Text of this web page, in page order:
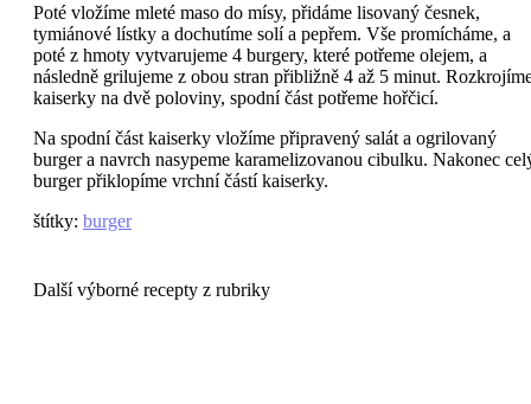
Poté vložíme mleté maso do mísy, přidáme lisovaný česnek,
tymiánové lístky a dochutíme solí a pepřem. Vše promícháme, a
poté z hmoty vytvarujeme 4 burgery, které potřeme olejem, a
následně grilujeme z obou stran přibližně 4 až 5 minut.
kaiserky na dvě poloviny, spodní část potřeme hořčicí.
Na spodní část kaiserky vložíme připravený salát a ogrilovaný
burger a navrch nasypeme karamelizovanou cibulku. Nakonec
burger přiklopíme vrchní částí kaiserky.
štítky: burger
Další výborné recepty z rubriky